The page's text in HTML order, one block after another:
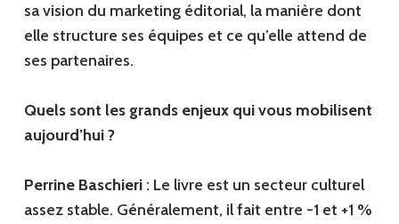
sa vision du marketing éditorial, la manière dont
elle structure ses équipes et ce qu’elle attend de
ses partenaires.
Quels sont les grands enjeux qui vous mobilisent
aujourd’hui ?
Perrine Baschieri : Le livre est un secteur culturel
assez stable. Généralement, il fait entre -1 et +1 %